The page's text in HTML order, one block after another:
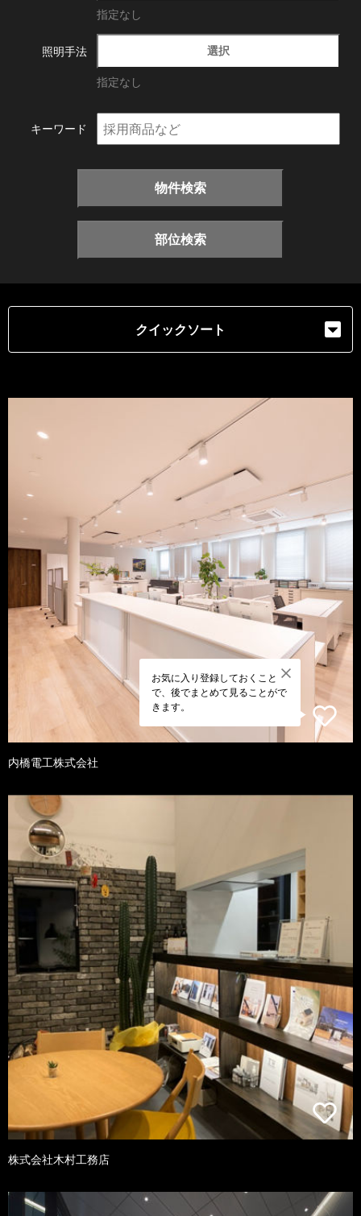
指定なし
照明手法 選択
指定なし
キーワード
物件検索
部位検索
クイックソート
お気に入り登録しておくこと
で、後でまとめて見ることがで
きます。
内橋電工株式会社
株式会社木村工務店